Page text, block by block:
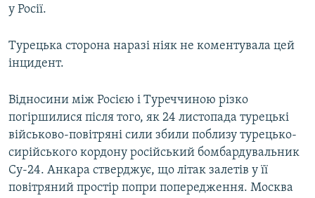
у Росії.
Турецька сторона наразі ніяк не коментувала цей
інцидент.
Відносини між Росією і Туреччиною різко
погіршилися після того, як 24 листопада турецькі
військово-повітряні сили збили поблизу турецько-
сирійського кордону російський бомбардувальник
Су-24. Анкара стверджує, що літак залетів у її
повітряний простір попри попередження. Москва